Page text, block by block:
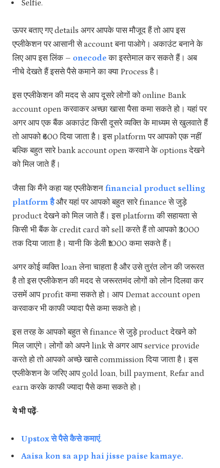
Selfie.
ऊपर बताए गए details अगर आपके पास मौजूद हैं तो आप इस
एप्लीकेशन पर आसानी से account बना पाओगे। अकाउंट बनाने के
लिए आप इस लिंक – onecodeका इस्तेमाल कर सकते हैं। अब
नीचे देखते हैं इससे पैसे कमाने का क्या Process है।
इस एप्लीकेशन की मदद से आप दूसरे लोगों को online Bank
account open करवाकर अच्छा खासा पैसा कमा सकते हो। यहां पर
अगर आप एक बैंक अकाउंट किसी दूसरे व्यक्ति के माध्यम से खुलवाते हैं
तो आपको ₹600 दिया जाता है। इस platform पर आपको एक नहीं
बल्कि बहुत सारे bank account open करवाने के options देखने
को मिल जाते हैं।
जैसा कि मैंने कहा यह एप्लीकेशन financial product selling
platform है और यहां पर आपको बहुत सारे finance से जुड़े
product देखने को मिल जाते हैं। इस platform की सहायता से
किसी भी बैंक के credit card को sell करते हैं तो आपको ₹3000
तक दिया जाता है। यानी कि डेली ₹1000 कमा सकते हैं।
अगर कोई व्यक्ति loan लेना चाहता है और उसे तुरंत लोन की जरूरत
है तो इस एप्लीकेशन की मदद से जरूरतमंद लोगों को लोन दिलवा कर
उसमें आप profit कमा सकते हो। आप Demat account open
करवाकर भी काफी ज्यादा पैसे कमा सकते हो।
इस तरह के आपको बहुत से finance से जुड़े product देखने को
मिल जाएंगे। लोगों को अपने link से अगर आप service provide
करते हो तो आपको अच्छे खासे commission दिया जाता है। इस
एप्लीकेशन के जरिए आप gold loan, bill payment, Refar and
earn करके काफी ज्यादा पैसे कमा सकते हो।
ये भी पढ़ें-
Upstox से पैसे कैसे कमाएं.
Aaisa kon sa app hai jisse paise kamaye.